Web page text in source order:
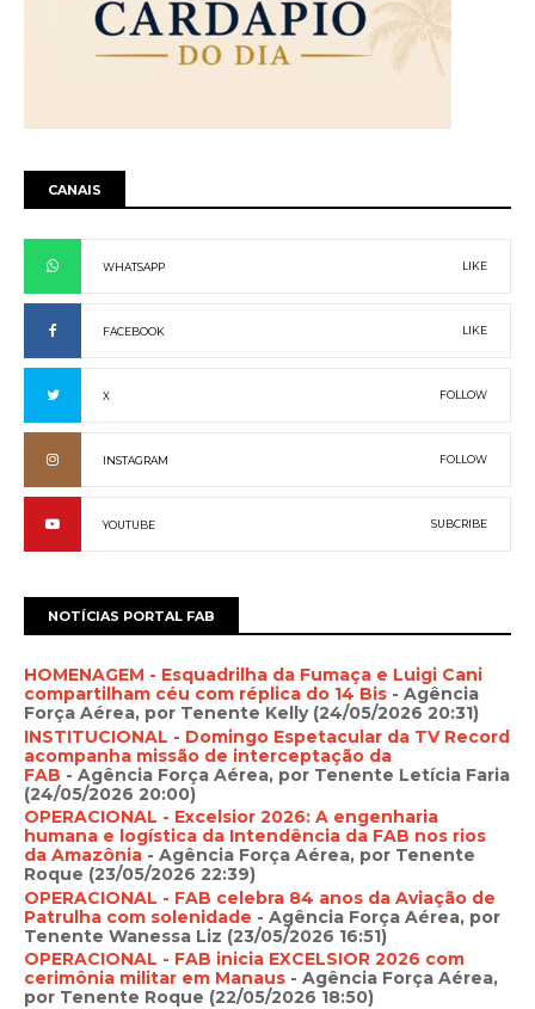
CANAIS
WHATSAPP LIKE
FACEBOOK LIKE
X FOLLOW
INSTAGRAM FOLLOW
YOUTUBE SUBCRIBE
NOTÍCIAS PORTAL FAB
HOMENAGEM - Esquadrilha da Fumaça e Luigi Cani
compartilham céu com réplica do 14 Bis - Agência
Força Aérea, por Tenente Kelly (24/05/2026 20:31)
INSTITUCIONAL - Domingo Espetacular da TV Record
acompanha missão de interceptação da
FAB - Agência Força Aérea, por Tenente Letícia Faria
(24/05/2026 20:00)
OPERACIONAL - Excelsior 2026: A engenharia
humana e logística da Intendência da FAB nos rios
da Amazônia - Agência Força Aérea, por Tenente
Roque (23/05/2026 22:39)
OPERACIONAL - FAB celebra 84 anos da Aviação de
Patrulha com solenidade - Agência Força Aérea, por
Tenente Wanessa Liz (23/05/2026 16:51)
OPERACIONAL - FAB inicia EXCELSIOR 2026 com
cerimônia militar em Manaus - Agência Força Aérea,
por Tenente Roque (22/05/2026 18:50)